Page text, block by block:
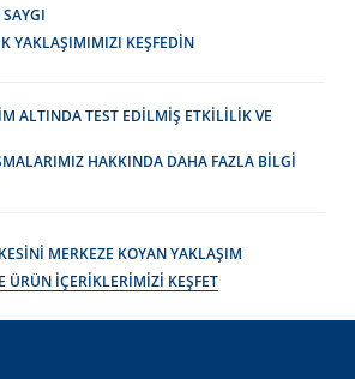
YAKLAŞIMIMIZI KEŞFEDİN
ALTINDA TEST EDİLMİŞ ETKİLİLİK VE
HAKKINDA DAHA FAZLA BİLGİ
MERKEZE KOYAN YAKLAŞIM
ÜRÜN İÇERİKLERİMİZİ KEŞFET